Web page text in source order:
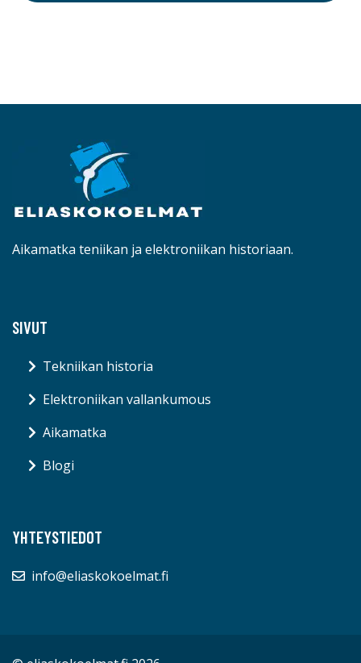
Aikamatka teniikan ja elektroniikan historiaan.
SIVUT
Tekniikan historia
Elektroniikan vallankumous
Aikamatka
Blogi
YHTEYSTIEDOT
info@eliaskokoelmat.fi